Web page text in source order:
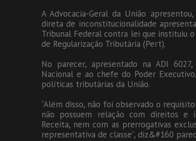
A Advocacia-Geral da União
direta de inconstitucionalidade
Tribunal Federal contra lei que instituiu o
de Regularização Tributária (Pert).
No parecer, apresentado na ADI
Nacional e ao chefe do Poder
políticas tributárias da União.
“Além disso, não foi observado o
não possuem relação com direitos e
Receita, nem com as prerrogativas
representativa de classe”, diz&#160